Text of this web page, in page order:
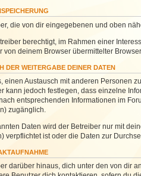
die von dir eingegebenen und oben
berechtigt, im Rahmen einer
von deinem Browser übermittelter
DER WEITERGABE DEINER DATEN
einen Austausch mit anderen Personen
kann jedoch festlegen, dass einzelne
entsprechenden Informationen im
zugänglich.
Daten wird der Betreiber nur mit
verpflichtet ist oder die Daten zur
darüber hinaus, dich unter den von dir